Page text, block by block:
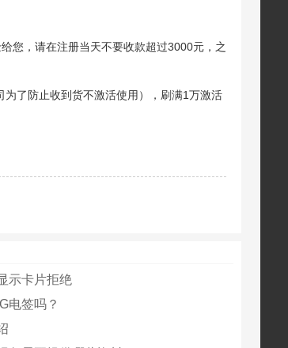
您，请在注册当天不要收款超过3000元，之
了防止收到货不激活使用），刷满1万激活
示卡片拒绝
电签吗？